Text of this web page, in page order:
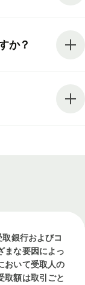
か？
銀行およびコ
まな要因によっ
おいて受取人の
取額は取引ごと